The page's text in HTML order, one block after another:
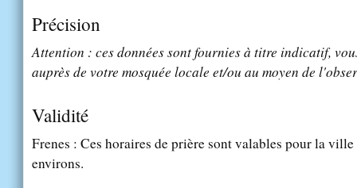
Précision
Attention : ces données sont fournies à titre indicatif,
auprès de votre mosquée locale et/ou au moyen de
Validité
Frenes : Ces horaires de prière sont valables pour la
environs.